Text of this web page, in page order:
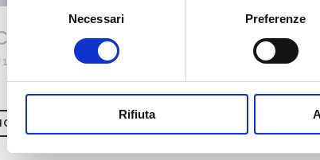
consenso
Necessari Preferenze
Rifiuta
DOLORE AL GINOCCHIO E
Patologie